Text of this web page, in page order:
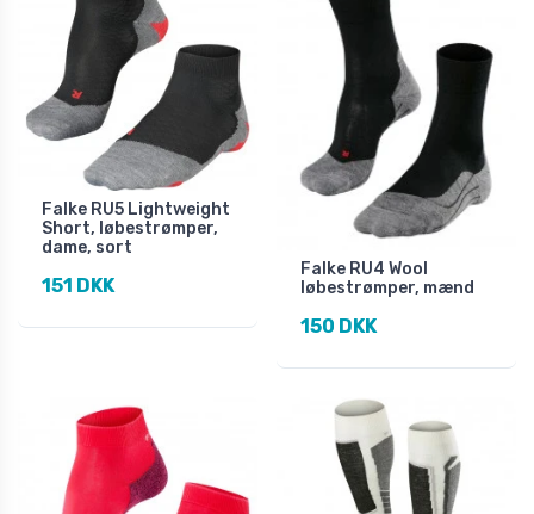
Falke RU5 Lightweight
Short, løbestrømper,
dame, sort
151 DKK
Falke RU4 Wool
løbestrømper, mænd
150 DKK